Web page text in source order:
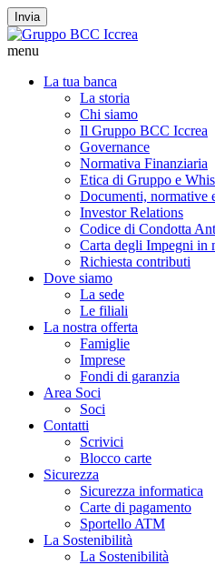
Invia
menu
La tua banca
La storia
Chi siamo
Il Gruppo BCC Iccrea
Governance
Normativa Finanziaria
Etica di Gruppo e
Documenti, normative
Investor Relations
Codice di Condotta
Carta degli Impegni in
Richiesta contributi
Dove siamo
La sede
Le filiali
La nostra offerta
Famiglie
Imprese
Fondi di garanzia
Area Soci
Soci
Contatti
Scrivici
Blocco carte
Sicurezza
Sicurezza informatica
Carte di pagamento
Sportello ATM
La Sostenibilità
La Sostenibilità